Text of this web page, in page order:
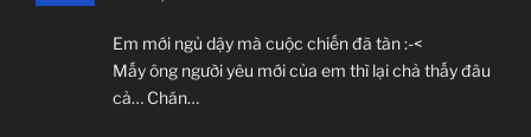
Em mới ngủ dậy mà cuộc chiến đã tàn :-<
Mấy ông người yêu mới của em thì lại chả thấy đâu
cả… Chán…